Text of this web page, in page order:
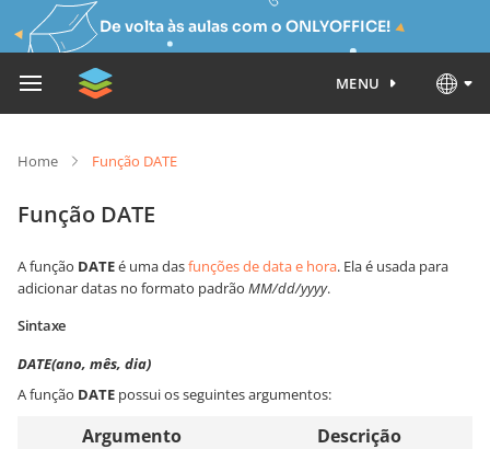
De volta às aulas com o ONLYOFFICE!
MENU
Home Função DATE
Função DATE
A função DATEé uma dasfunções de data e hora. Ela é usada para
adicionar datas no formato padrão MM/dd/yyyy.
Sintaxe
DATE(ano, mês, dia)
A função DATE possui os seguintes argumentos:
Argumento Descrição